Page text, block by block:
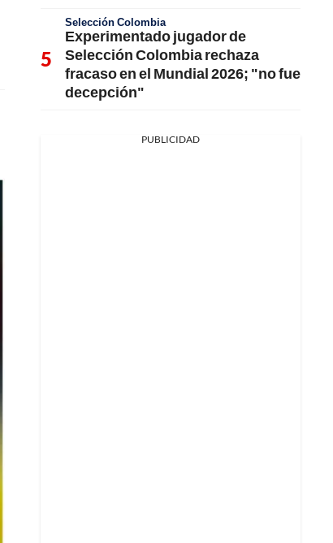
Selección Colombia
Experimentado jugador de
Selección Colombia rechaza
fracaso en el Mundial 2026; "no fue
decepción"
PUBLICIDAD